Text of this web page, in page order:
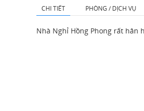
CHI TIẾT PHÒNG / DỊCH VỤ
Nhà Nghỉ Hồng Phong rất hân